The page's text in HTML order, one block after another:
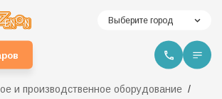
Выберите город
и производственное оборудование